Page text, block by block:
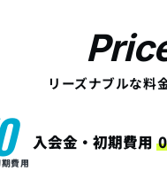
リーズナブルな料
費用
入会金・初期費用